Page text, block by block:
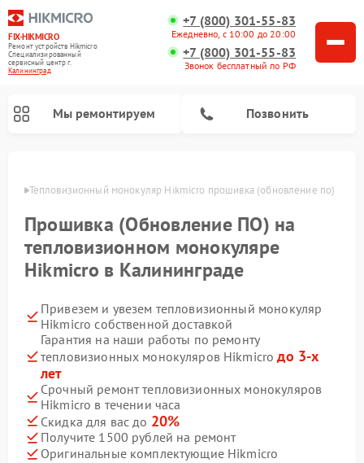
FIX-HIKMICRO
Ремонт устройств Hikmicro
Специализированный
cервисный центр г.
Калининград
+7 (800) 301-55-83
Ежедневно, с 10:00 до 20:00
+7 (800) 301-55-83
Звонок бесплатный по РФ
Мы ремонтируем Позвонить
Тепловизионный монокуляр Hikmicro прошивка (обновление по)
Прошивка (Обновление ПО) на
тепловизионном монокуляре
Hikmicro в Калининграде
Привезем и увезем тепловизионный монокуляр
Hikmicro собственной доставкой
Гарантия на наши работы по ремонту
тепловизионных монокуляров Hikmicroдо 3-х
лет
Срочный ремонт тепловизионных монокуляров
Hikmicro в течении часа
Скидка для вас до 20%
Получите 1500 рублей на ремонт
Оригинальные комплектующие Hikmicro